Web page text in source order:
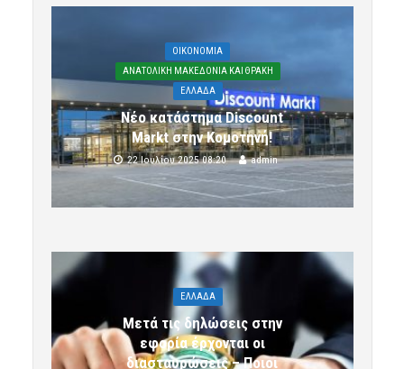
OIKONOMIA
ΑΝΑΤΟΛΙΚΗ ΜΑΚΕΔΟΝΙΑ ΚΑΙ ΘΡΑΚΗ
ΕΛΛΑΔΑ
Νέο κατάστημα Discount
Markt στην Κομοτηνή!
22 Ιουλίου 2025 08:20 admin
ΕΛΛΑΔΑ
Μετά τις δηλώσεις στην
εφορία έρχονται οι
διασταυρώσεις – Ποιοι